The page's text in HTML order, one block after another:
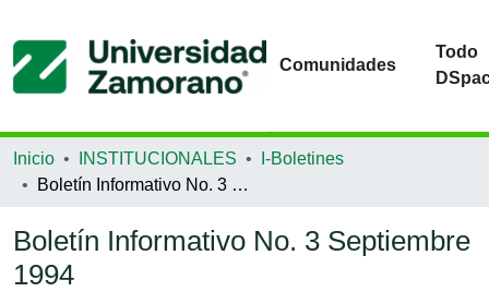
Comunidades
Todo
Inicio INSTITUCIONALES
I-Boletines
Boletín Informativo No. 3 Septiembre 1994
Boletín Informativo No. 3 Septiembre
1994